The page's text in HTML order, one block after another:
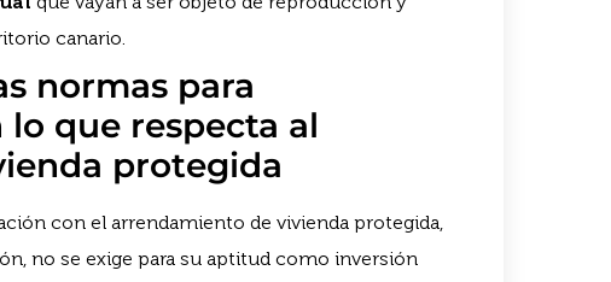
canario.
normas para
lo que respecta al
protegida
con el arrendamiento de vivienda protegida,
no se exige para su aptitud como inversión